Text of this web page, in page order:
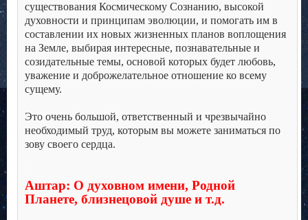
существования Космическому Сознанию, высокой
духовности и принципам эволюции, и помогать им в
составлении их новых жизненных планов воплощения
на Земле, выбирая интересные, познавательные и
созидательные темы, основой которых будет любовь,
уважение и доброжелательное отношение ко всему
сущему.
Это очень большой, ответственный и чрезвычайно
необходимый труд, которым вы можете заниматься по
зову своего сердца.
Аштар: О духовном имени, Родной
Планете, близнецовой душе и т.д.